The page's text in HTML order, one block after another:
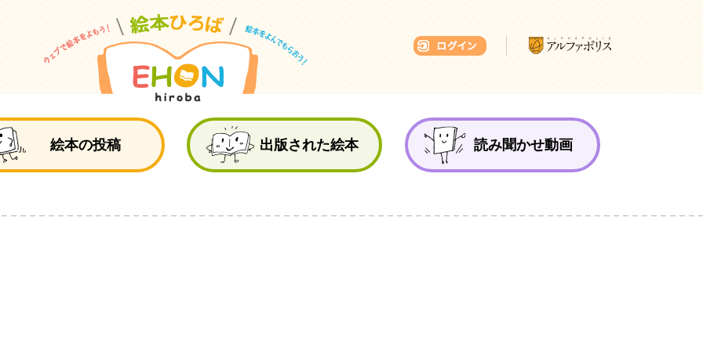
絵本の投稿 出版された絵本 読み聞かせ動画